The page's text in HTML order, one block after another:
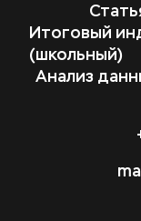
Итоговый
(школьный)
Анализ